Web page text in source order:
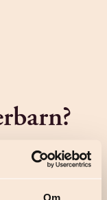
Om
gäller din nya